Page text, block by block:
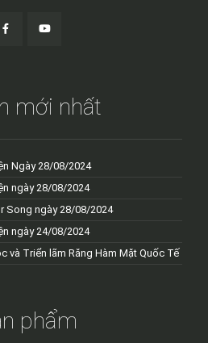
mới nhất
Ngày 28/08/2024
ngày 28/08/2024
Song ngày 28/08/2024
ngày 24/08/2024
và Triển lãm Răng Hàm Mặt Quốc Tế
phẩm